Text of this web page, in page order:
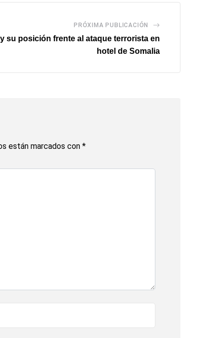
PRÓXIMA PUBLICACIÓN
su posición frente al ataque terrorista en
hotel de Somalia
están marcados con *